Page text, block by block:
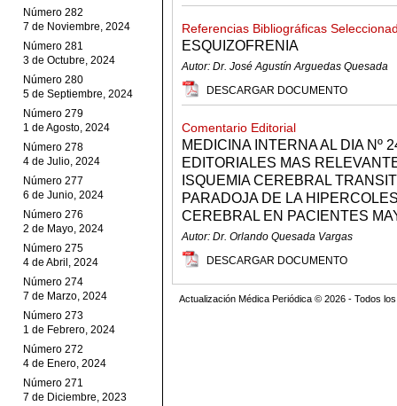
Número 282
7 de Noviembre, 2024
Número 281
3 de Octubre, 2024
Número 280
5 de Septiembre, 2024
Número 279
1 de Agosto, 2024
Número 278
4 de Julio, 2024
Número 277
6 de Junio, 2024
Número 276
2 de Mayo, 2024
Número 275
4 de Abril, 2024
Número 274
7 de Marzo, 2024
Número 273
1 de Febrero, 2024
Número 272
4 de Enero, 2024
Número 271
7 de Diciembre, 2023
Referencias Bibliográficas
ESQUIZOFRENIA
Autor: Dr. José Agustín Arguedas Quesada
DESCARGAR DOCUMENTO
Comentario Editorial
MEDICINA INTERNA AL DIA Nº
EDITORIALES MAS
ISQUEMIA CEREBRAL
PARADOJA DE LA
CEREBRAL EN PACIENTES
Autor: Dr. Orlando Quesada Vargas
DESCARGAR DOCUMENTO
Actualización Médica Periódica © 2026 - Todos